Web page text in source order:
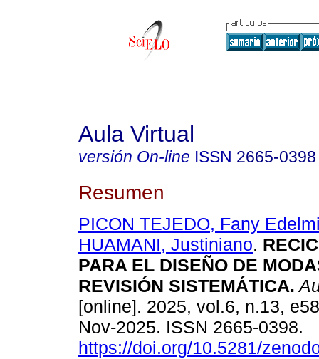
Aula Virtual
versión On-line ISSN 2665-0398
Resumen
PICON TEJEDO, Fany
HUAMANI, Justiniano.
PARA EL DISEÑO DE
REVISIÓN SISTEMÁTICA.
[online]. 2025, vol.6, n.13,
Nov-2025. ISSN 2665-0398.
https://doi.org/10.5281/